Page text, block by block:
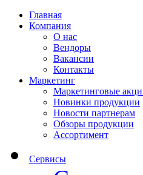
Главная
Компания
О нас
Вендоры
Вакансии
Контакты
Маркетинг
Маркетинговые
Новинки продукции
Новости партнерам
Обзоры продукции
Ассортимент
Сервисы